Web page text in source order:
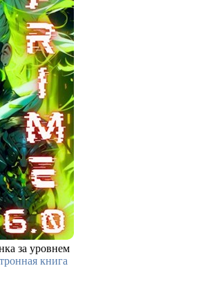
за уровнем
книга